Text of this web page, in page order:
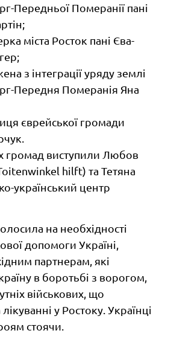
Передньої Померанії пані
міста Росток пані Єва-
з інтеграції уряду землі
Передня Померанія Яна
єврейської громади
громад виступили Любов
hilft) та Тетяна
український центр
на необхідності
допомоги Україні,
партнерам, які
в боротьбі з ворогом,
військових, що
у Ростоку. Українці
стоячи.